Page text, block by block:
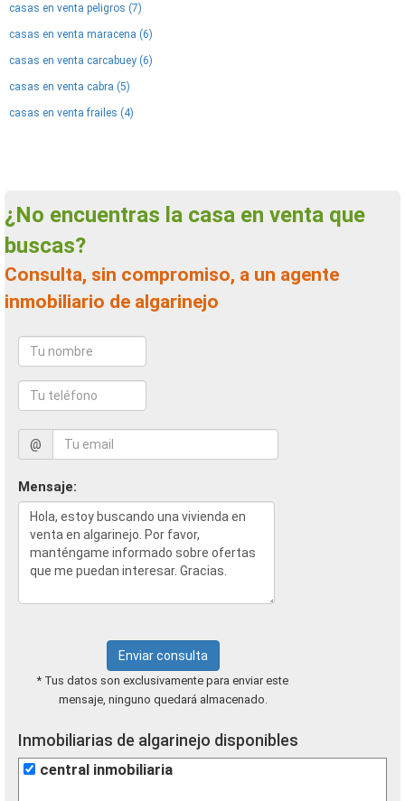
casas en venta peligros (7)
casas en venta maracena (6)
casas en venta carcabuey (6)
casas en venta cabra (5)
casas en venta frailes (4)
¿No encuentras la casa en venta que
buscas?
Consulta, sin compromiso, a un agente
inmobiliario de algarinejo
@
Mensaje:
Enviar consulta
* Tus datos son exclusivamente para enviar este
mensaje, ninguno quedará almacenado.
Inmobiliarias de algarinejo disponibles
central inmobiliaria